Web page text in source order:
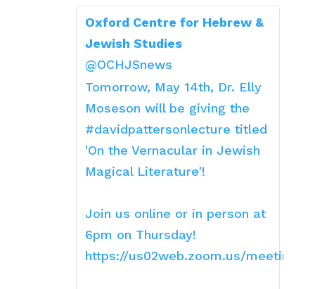
Oxford Centre for Hebrew &
Jewish Studies
@OCHJSnews
Tomorrow, May 14th, Dr. Elly
Moseson will be giving the
#davidpattersonlecture titled
'On the Vernacular in Jewish
Magical Literature'!
Join us online or in person at
6pm on Thursday!
https://us02web.zoom.us/meeting/